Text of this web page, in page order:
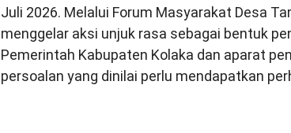
Juli 2026. Melalui Forum Masyarakat Desa
menggelar aksi unjuk rasa sebagai bentuk
Pemerintah Kabupaten Kolaka dan aparat
persoalan yang dinilai perlu mendapatkan